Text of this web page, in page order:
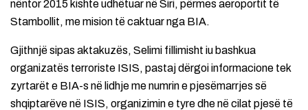
nëntor 2015 kishte udhëtuar në Siri, përmes aeroportit të
Stambollit, me mision të caktuar nga BIA.
Gjithnjë sipas aktakuzës, Selimi fillimisht iu bashkua
organizatës terroriste ISIS, pastaj dërgoi informacione tek
zyrtarët e BIA-s në lidhje me numrin e pjesëmarrjes së
shqiptarëve në ISIS, organizimin e tyre dhe në cilat pjesë të